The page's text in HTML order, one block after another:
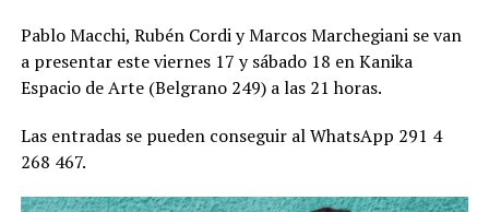
Pablo Macchi, Rubén Cordi y Marcos Marchegiani se van
a presentar este viernes 17 y sábado 18 en Kanika
Espacio de Arte (Belgrano 249) a las 21 horas.
Las entradas se pueden conseguir al WhatsApp 291 4
268 467.